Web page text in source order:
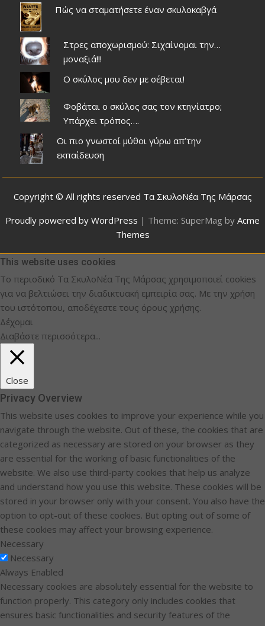
Πώς να σταματήσετε έναν σκυλοκαβγά
Στρες αποχωρισμού: Σιχαίνομαι την…
μοναξιά!!!
Ο σκύλος μου δεν με σέβεται!
Φοβάται ο σκύλος σας τον κτηνίατρο;
Υπάρχει τρόπος….
Οι πιο γνωστοί μύθοι γύρω απ’την
εκπαίδευση
Copyright © All rights reserved Τα ΣκυλοΝέα Της Μάρσας
Proudly powered by WordPress | Theme: SuperMag by Acme
Themes
This website uses cookies
Το περιοδικό Τα ΣκυλοΝέα Της Μάρσας χρησιμοποιεί cookies
για να βελτιώσει την διαδικτυακή εμπειρία σας. Με την χρήση
του ιστότοπου, αποδέχεστε τους όρους χρήσης.
Δέχομαι
Διαβάστε περισσότερα...
Close
Privacy Overview
This website uses cookies to improve your experience while you
navigate through the website. Out of these, the cookies that are
categorized as necessary are stored on your browser as they
are essential for the working of basic functionalities of the
website. We also use third-party cookies that help us analyze
and understand how you use this website. These cookies will be
stored in your browser only with your consent. You also have the
option to opt-out of these cookies. But opting out of some of
these cookies may affect your browsing experience.
Necessary
Necessary
Always Enabled
Necessary cookies are absolutely essential for the website to
function properly. This category only includes cookies that
ensures basic functionalities and security features of the